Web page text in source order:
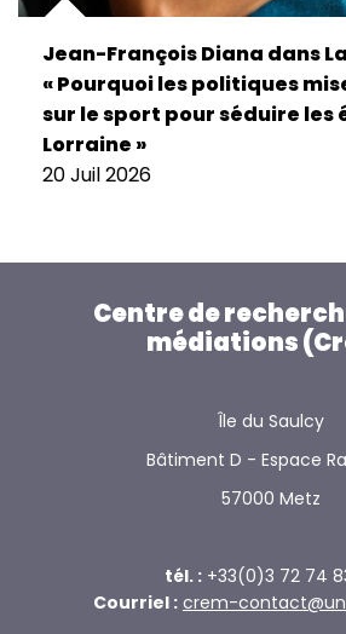
Jean-François Diana dans
« Pourquoi les politiques
sur le sport pour séduire les
Lorraine »
20 Juil 2026
Centre de
médiations
Île du Saulcy
Bâtiment D - Espace
57000 Metz
tél. : +33(0)3 72 74
Courriel : crem-